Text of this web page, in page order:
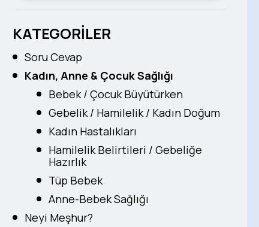
KATEGORİLER
Soru Cevap
Kadın, Anne & Çocuk Sağlığı
Bebek / Çocuk Büyütürken
Gebelik / Hamilelik / Kadın Doğum
Kadın Hastalıkları
Hamilelik Belirtileri / Gebeliğe
Hazırlık
Tüp Bebek
Anne-Bebek Sağlığı
Neyi Meşhur?